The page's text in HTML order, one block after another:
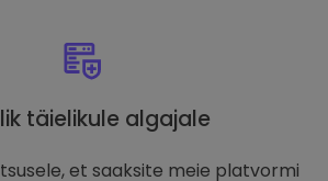
täielikule algajale
et saaksite meie platvormi